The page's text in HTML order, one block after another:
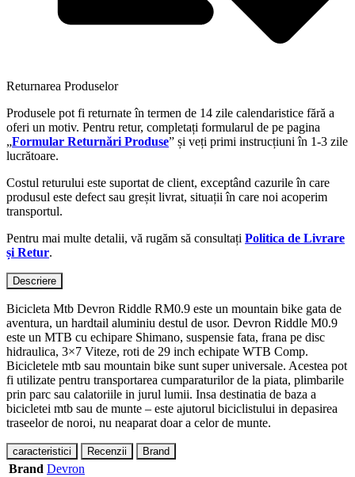
Returnarea Produselor
Produsele pot fi returnate în termen de 14 zile calendaristice fără a
oferi un motiv. Pentru retur, completați formularul de pe pagina
„Formular Returnări Produse” și veți primi instrucțiuni în 1-3 zile
lucrătoare.
Costul returului este suportat de client, exceptând cazurile în care
produsul este defect sau greșit livrat, situații în care noi acoperim
transportul.
Pentru mai multe detalii, vă rugăm să consultați Politica de Livrare
și Retur.
Descriere
Bicicleta Mtb Devron Riddle RM0.9 este un mountain bike gata de
aventura, un hardtail aluminiu destul de usor. Devron Riddle M0.9
este un MTB cu echipare Shimano, suspensie fata, frana pe disc
hidraulica, 3×7 Viteze, roti de 29 inch echipate WTB Comp.
Bicicletele mtb sau mountain bike sunt super universale. Acestea pot
fi utilizate pentru transportarea cumparaturilor de la piata, plimbarile
prin parc sau calatoriile in jurul lumii. Insa destinatia de baza a
bicicletei mtb sau de munte – este ajutorul biciclistului in depasirea
traseelor de noroi, nu neaparat doar a celor de munte.
caracteristici Recenzii Brand
Brand Devron